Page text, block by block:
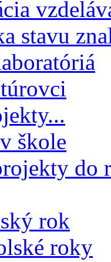
stavu
škole
do
rok
roky